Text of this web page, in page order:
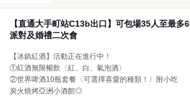
【直通大手町站C13b出口】可包場35人至最多
派對及婚禮二次會
【冰鎮紅酒】活動正在進行中！
①紅酒無限暢飲〈紅、白、氣泡酒〉
②世界啤酒10瓶套餐〈可選擇喜愛的種類！〉附小吃
炭火燒烤亞洲小酒館◎